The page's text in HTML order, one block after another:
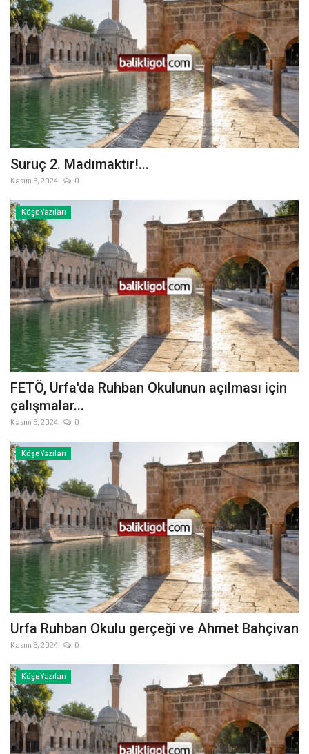
Suruç 2. Madımaktır!...
Kasım 8, 2024 0
Köşe Yazıları
FETÖ, Urfa'da Ruhban Okulunun açılması için
çalışmalar...
Kasım 8, 2024 0
Köşe Yazıları
Urfa Ruhban Okulu gerçeği ve Ahmet Bahçivan
Kasım 8, 2024 0
Köşe Yazıları